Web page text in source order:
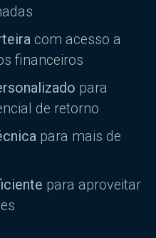
com acesso a
financeiros
para
de retorno
para mais de
para aproveitar